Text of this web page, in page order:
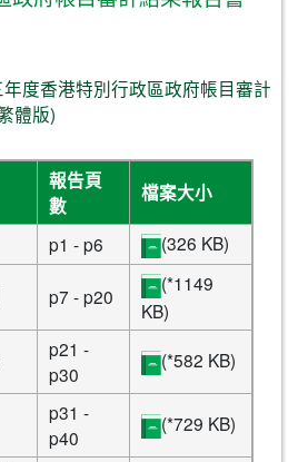
度香港特別行政區政府帳目審計
體版)
報告頁
數
檔案大小
p1 - p6 (326 KB)
p7 - p20
(*1149
KB)
p21 -
p30
(*582 KB)
p31 -
p40
(*729 KB)